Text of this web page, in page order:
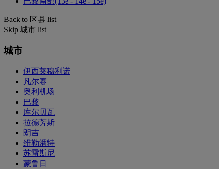
Back to 区县 list
Skip 城市 list
城市
伊西莱穆利诺
凡尔赛
奥利机场
巴黎
库尔贝瓦
拉德芳斯
朗吉
维勒潘特
苏雷斯尼
蒙鲁日